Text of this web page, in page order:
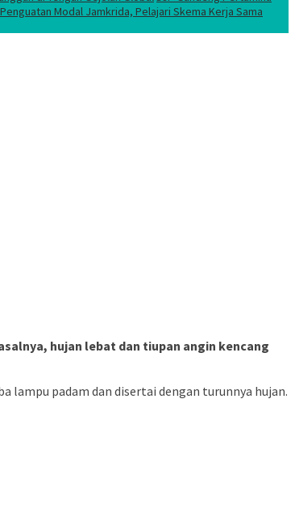
Modal Jamkrida, Pelajari Skema Kerja Sama
hujan lebat dan tiupan angin kencang
lampu padam dan disertai dengan turunnya hujan.